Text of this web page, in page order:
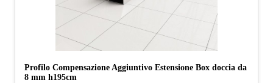
Profilo Compensazione Aggiuntivo Estensione Box doccia da
8 mm h195cm